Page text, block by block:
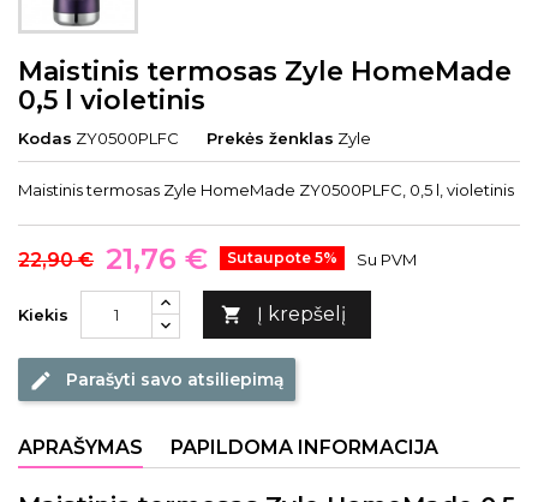
Maistinis termosas Zyle HomeMade
0,5 l violetinis
Kodas ZY0500PLFC Prekės ženklas Zyle
Maistinis termosas Zyle HomeMade ZY0500PLFC, 0,5 l, violetinis
22,90 € 21,76 € Sutaupote 5% Su PVM
Kiekis  Į krepšelį
edit Parašyti savo atsiliepimą
APRAŠYMAS PAPILDOMA INFORMACIJA